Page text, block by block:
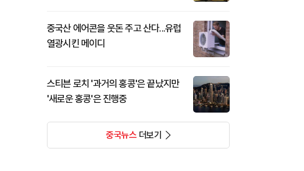
중국산 에어콘을 웃돈 주고 산다...유럽
열광시킨 메이디
스티븐 로치 '과거의 홍콩'은 끝났지만
'새로운 홍콩'은 진행중
중국뉴스더보기